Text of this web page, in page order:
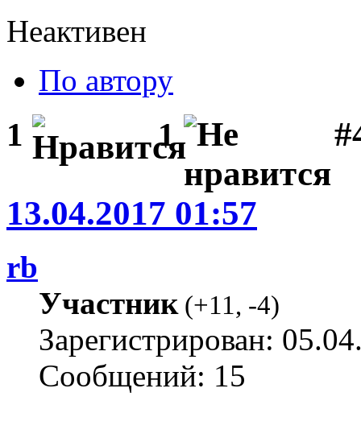
Неактивен
По автору
1 1
13.04.2017 01:57
rb
Участник(+11, -4)
Зарегистрирован:
Сообщений: 15